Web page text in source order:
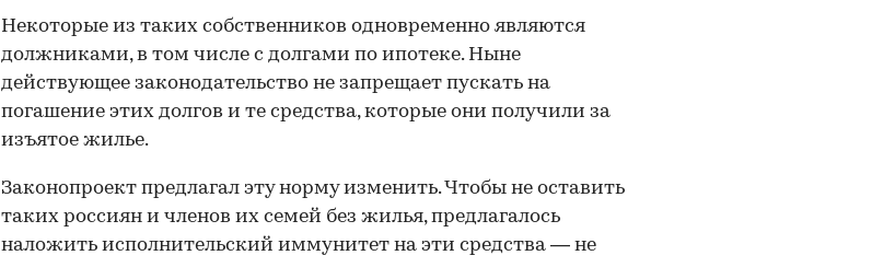
Некоторые из таких собственников одновременно являются
должниками, в том числе с долгами по ипотеке. Ныне
действующее законодательство не запрещает пускать на
погашение этих долгов и те средства, которые они получили за
изъятое жилье.
Законопроект предлагал эту норму изменить. Чтобы не оставить
таких россиян и членов их семей без жилья, предлагалось
наложить исполнительский иммунитет на эти средства — не